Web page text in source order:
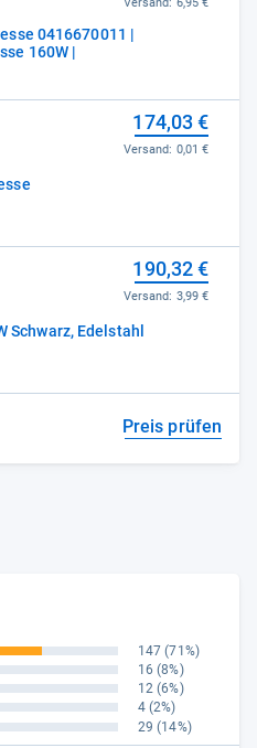
0416670011 |
160W |
Versand: 6,95 €
174,03 €
Versand: 0,01 €
Schwarz, Edelstahl
190,32 €
Versand: 3,99 €
Preis prüfen
147 (71%)
16 (8%)
12 (6%)
4 (2%)
29 (14%)